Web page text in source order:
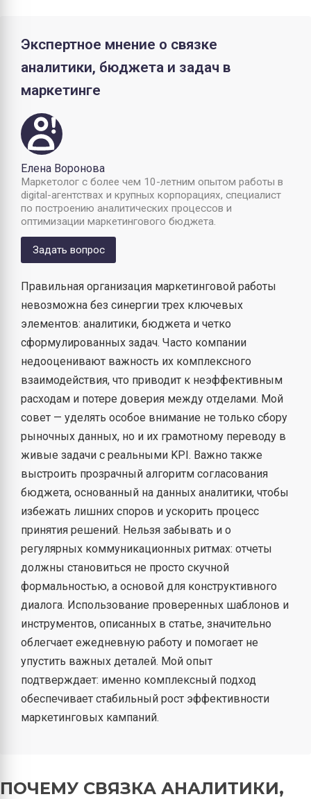
Экспертное мнение о связке
аналитики, бюджета и задач в
маркетинге
Елена Воронова
Маркетолог с более чем 10-летним опытом работы в
digital-агентствах и крупных корпорациях, специалист
по построению аналитических процессов и
оптимизации маркетингового бюджета.
Задать вопрос
Правильная организация маркетинговой работы
невозможна без синергии трех ключевых
элементов: аналитики, бюджета и четко
сформулированных задач. Часто компании
недооценивают важность их комплексного
взаимодействия, что приводит к неэффективным
расходам и потере доверия между отделами. Мой
совет — уделять особое внимание не только сбору
рыночных данных, но и их грамотному переводу в
живые задачи с реальными KPI. Важно также
выстроить прозрачный алгоритм согласования
бюджета, основанный на данных аналитики, чтобы
избежать лишних споров и ускорить процесс
принятия решений. Нельзя забывать и о
регулярных коммуникационных ритмах: отчеты
должны становиться не просто скучной
формальностью, а основой для конструктивного
диалога. Использование проверенных шаблонов и
инструментов, описанных в статье, значительно
облегчает ежедневную работу и помогает не
упустить важных деталей. Мой опыт
подтверждает: именно комплексный подход
обеспечивает стабильный рост эффективности
маркетинговых кампаний.
ПОЧЕМУ СВЯЗКА АНАЛИТИКИ,